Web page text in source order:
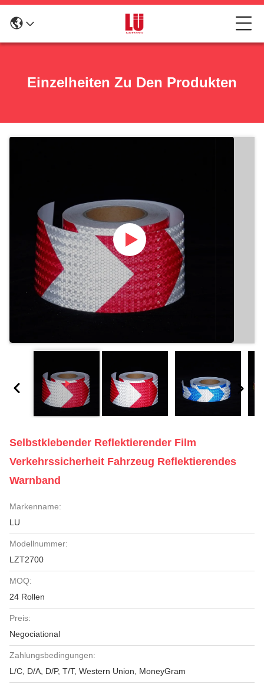
Einzelheiten Zu Den Produkten
Selbstklebender Reflektierender Film
Verkehrssicherheit Fahrzeug Reflektierendes
Warnband
Markenname:
LU
Modellnummer:
LZT2700
MOQ:
24 Rollen
Preis:
Negociational
Zahlungsbedingungen:
L/C, D/A, D/P, T/T, Western Union, MoneyGram